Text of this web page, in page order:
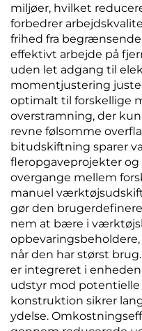
miljøer, hvilket
forbedrer
frihed fra
effektivt arbejde på
uden let adgang til
momentjustering
optimalt til forskellige
overstramning, der
revne følsomme
bitudskiftning sparer
fleropgaveprojekter
overgange mellem
manuel
gør den
nem at bære i
når den har størst
er integreret i
udstyr mod potentielle
konstruktion sikrer
ydelse.